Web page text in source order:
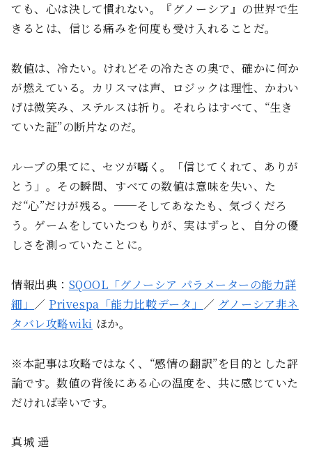
ても、心は決して慣れない。『グノーシア』の世界で生
きるとは、信じる痛みを何度も受け入れることだ。
数値は、冷たい。けれどその冷たさの奥で、確かに何か
が燃えている。カリスマは声、ロジックは理性、かわい
げは微笑み、ステルスは祈り。それらはすべて、“生き
ていた証”の断片なのだ。
ループの果てに、セツが囁く。「信じてくれて、ありが
とう」。その瞬間、すべての数値は意味を失い、た
だ“心”だけが残る。──そしてあなたも、気づくだろ
う。ゲームをしていたつもりが、実はずっと、自分の優
しさを測っていたことに。
情報出典： SQOOL「グノーシア パラメーターの能力詳
細」 ／ Privespa「能力比較データ」 ／ グノーシア非ネ
タバレ攻略wiki ほか。
※本記事は攻略ではなく、“感情の翻訳”を目的とした評
論です。数値の背後にある心の温度を、共に感じていた
だければ幸いです。
真城 遥